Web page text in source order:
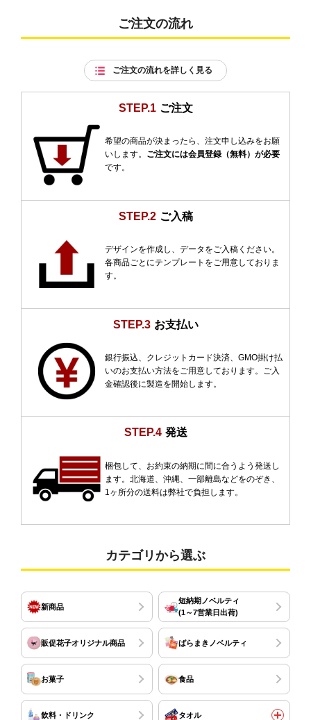
ご注文の流れ
ご注文の流れを詳しく見る
STEP.1 ご注文
希望の商品が決まったら、注文申し込みをお願
いします。 ご注文には会員登録（無料）が必要
です。
STEP.2 ご入稿
デザインを作成し、データをご入稿ください。
各商品ごとにテンプレートをご用意しておりま
す。
STEP.3 お支払い
銀行振込、クレジットカード決済、GMO掛け払
いのお支払い方法をご用意しております。ご入
金確認後に製造を開始します。
STEP.4 発送
梱包して、お約束の納期に間に合うよう発送し
ます。北海道、沖縄、一部離島などをのぞき、
1ヶ所分の送料は弊社で負担します。
カテゴリから選ぶ
新商品
短納期ノベルティ
(1～7営業日出荷)
販促花子オリジナル商品 ばらまきノベルティ
お菓子 食品
飲料・ドリンク タオル